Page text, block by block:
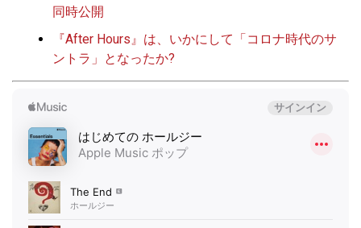
同時公開
『After Hours』は、いかにして「コロナ時代のサ
ントラ」となったか?